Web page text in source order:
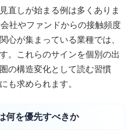
直しが始まる例は多くありま
社やファンドからの接触頻度
心が集まっている業種では、
。これらのサインを個別の出
の構造変化として読む習慣
も求められます。
何を優先すべきか